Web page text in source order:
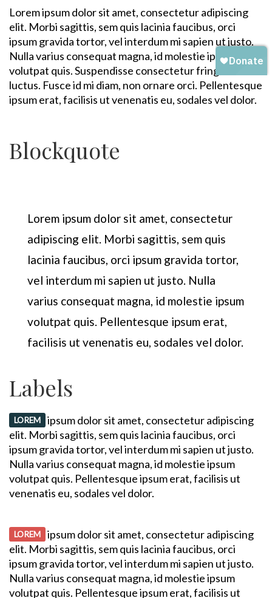
Lorem ipsum dolor sit amet, consectetur adipiscing
elit. Morbi sagittis, sem quis lacinia faucibus, orci
ipsum gravida tortor, vel interdum mi sapien ut justo.
Nulla varius consequat magna, id molestie ipsum
volutpat quis. Suspendisse consectetur fringilla
luctus. Fusce id mi diam, non ornare orci. Pellentesque
ipsum erat, facilisis ut venenatis eu, sodales vel dolor.
Blockquote
Lorem ipsum dolor sit amet, consectetur
adipiscing elit. Morbi sagittis, sem quis
lacinia faucibus, orci ipsum gravida tortor,
vel interdum mi sapien ut justo. Nulla
varius consequat magna, id molestie ipsum
volutpat quis. Pellentesque ipsum erat,
facilisis ut venenatis eu, sodales vel dolor.
Labels
LOREM
ipsum dolor sit amet, consectetur adipiscing
elit. Morbi sagittis, sem quis lacinia faucibus, orci
ipsum gravida tortor, vel interdum mi sapien ut justo.
Nulla varius consequat magna, id molestie ipsum
volutpat quis. Pellentesque ipsum erat, facilisis ut
venenatis eu, sodales vel dolor.
LOREM
ipsum dolor sit amet, consectetur adipiscing
elit. Morbi sagittis, sem quis lacinia faucibus, orci
ipsum gravida tortor, vel interdum mi sapien ut justo.
Nulla varius consequat magna, id molestie ipsum
volutpat quis. Pellentesque ipsum erat, facilisis ut